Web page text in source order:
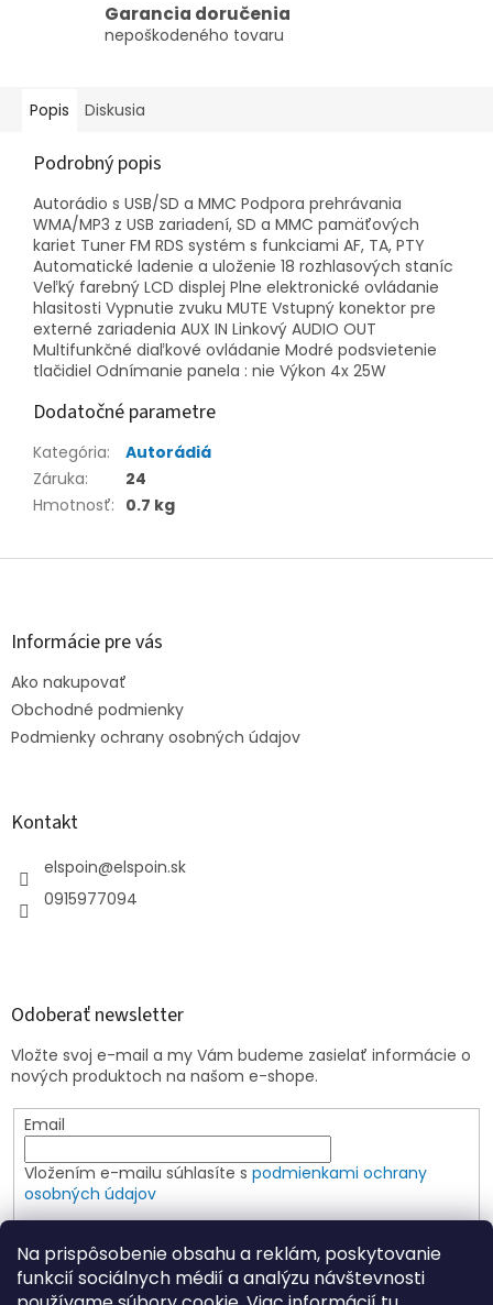
Na prispôsobenie obsahu a reklám, poskytovanie
funkcií sociálnych médií a analýzu návštevnosti
Garancia doručenia
nepoškodeného tovaru
Popis Diskusia
Podrobný popis
Autorádio s USB/SD a MMC Podpora prehrávania
WMA/MP3 z USB zariadení, SD a MMC pamäťových
kariet Tuner FM RDS systém s funkciami AF, TA, PTY
Automatické ladenie a uloženie 18 rozhlasových staníc
Veľký farebný LCD displej Plne elektronické ovládanie
hlasitosti Vypnutie zvuku MUTE Vstupný konektor pre
externé zariadenia AUX IN Linkový AUDIO OUT
Multifunkčné diaľkové ovládanie Modré podsvietenie
tlačidiel Odnímanie panela : nie Výkon 4x 25W
Dodatočné parametre
Kategória:
Autorádiá
Záruka:
24
Hmotnosť: 0.7 kg
Z
Informácie pre vás
Ako nakupovať
Obchodné podmienky
Podmienky ochrany osobných údajov
Kontakt
elspoin@elspoin.sk
0915977094
Odoberať newsletter
Vložte svoj e-mail a my Vám budeme zasielať informácie o
nových produktoch na našom e-shope.
Email
Vložením e-mailu súhlasíte s podmienkami ochrany
osobných údajov
PRIHLÁSIŤ SA